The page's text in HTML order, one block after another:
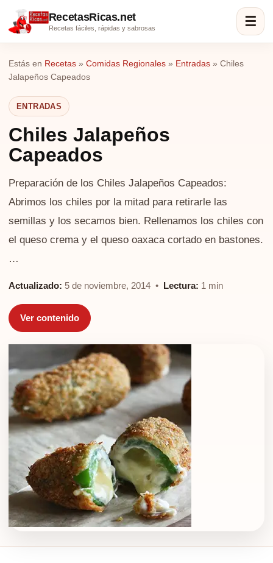
RecetasRicas.net
Recetas fáciles, rápidas y sabrosas ☰
Estás en Recetas » Comidas Regionales » Entradas » Chiles
Jalapeños Capeados
ENTRADAS
Chiles Jalapeños
Capeados
Preparación de los Chiles Jalapeños Capeados:
Abrimos los chiles por la mitad para retirarle las
semillas y los secamos bien. Rellenamos los chiles con
el queso crema y el queso oaxaca cortado en bastones.
…
Actualizado: 5 de noviembre, 2014 • Lectura: 1 min
Ver contenido